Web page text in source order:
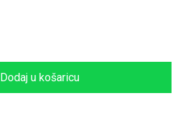
Dodaj u košaricu